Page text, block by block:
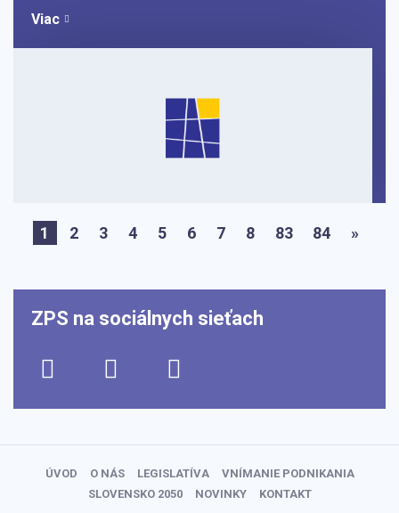
Viac
1 2 3 4 5 6 7 8 83 84 »
ZPS na sociálnych sieťach
ÚVOD O NÁS LEGISLATÍVA
VNÍMANIE PODNIKANIA
SLOVENSKO 2050
NOVINKY KONTAKT